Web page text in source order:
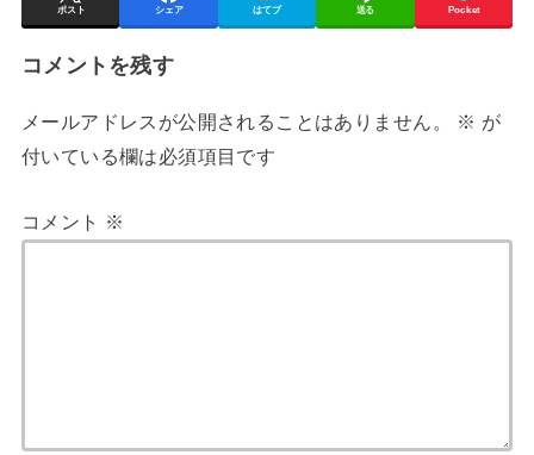
ポスト シェア はてブ 送る Pocket
コメントを残す
メールアドレスが公開されることはありません。 ※ が
付いている欄は必須項目です
コメント ※